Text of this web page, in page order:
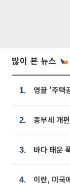
많이 본 뉴스
1.
2.
3. 바다 태운
4.